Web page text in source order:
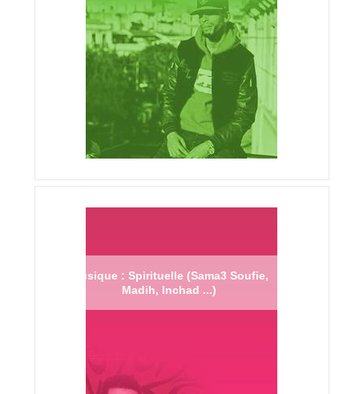
Musique : Spirituelle (Sama3 Soufie,
Madih, Inchad ...)